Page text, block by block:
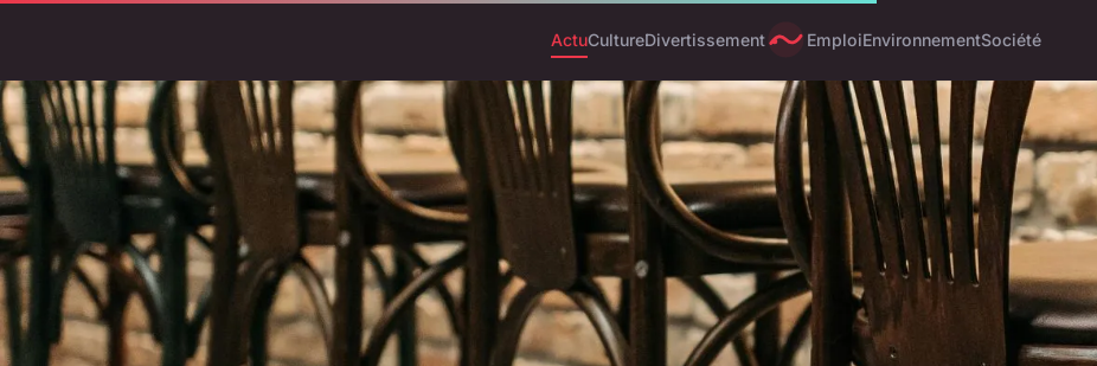
ActuCultureDivertissement EmploiEnvironnementSociété